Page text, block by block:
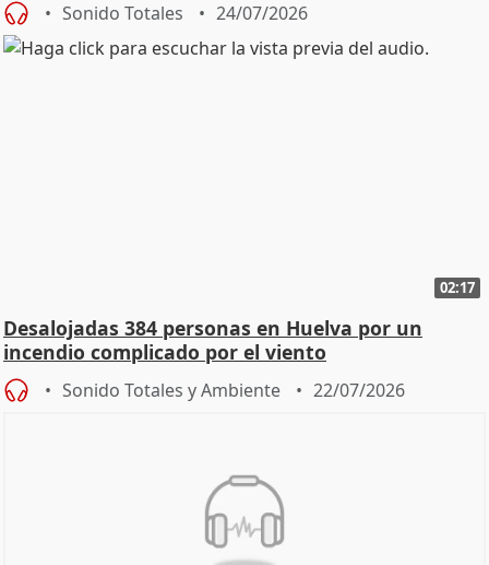
Sonido Totales 24/07/2026
02:17
Desalojadas 384 personas en Huelva por un
incendio complicado por el viento
Sonido Totales y Ambiente 22/07/2026